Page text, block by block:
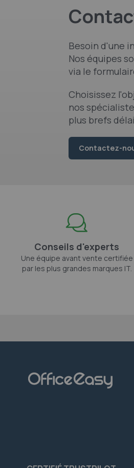
Besoin d'une
Nos équipes
via le
Choisissez
nos
plus brefs
Contactez-
Conseils d'experts
Une équipe avant vente certifiée
par les plus grandes marques IT.